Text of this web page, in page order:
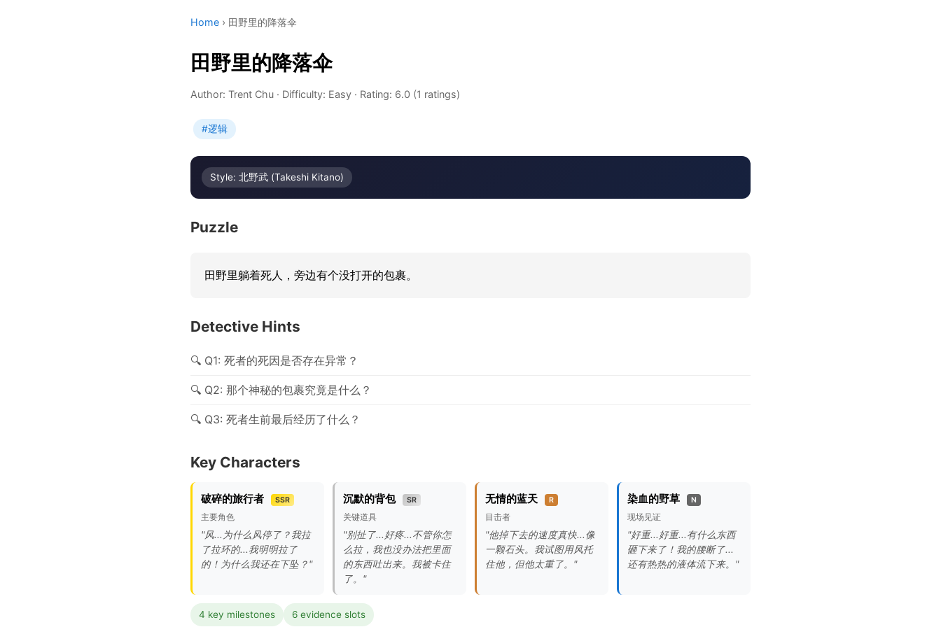
Home › 田野里的降落伞
田野里的降落伞
Author: Trent Chu · Difficulty: Easy · Rating: 6.0 (1 ratings)
#逻辑
Style: 北野武 (Takeshi Kitano)
Puzzle
田野里躺着死人，旁边有个没打开的包裹。
Detective Hints
Q1: 死者的死因是否存在异常？
Q2: 那个神秘的包裹究竟是什么？
Q3: 死者生前最后经历了什么？
Key Characters
破碎的旅行者 SSR
主要角色
"风...为什么风停了？我拉
了拉环的...我明明拉了
的！为什么我还在下坠？"
沉默的背包 SR
关键道具
"别扯了...好疼...不管你怎
么拉，我也没办法把里面
的东西吐出来。我被卡住
了。"
无情的蓝天 R
目击者
"他掉下去的速度真快...像
一颗石头。我试图用风托
住他，但他太重了。"
染血的野草 N
现场见证
"好重...好重...有什么东西
砸下来了！我的腰断了...
还有热热的液体流下来。"
4 key milestones 6 evidence slots